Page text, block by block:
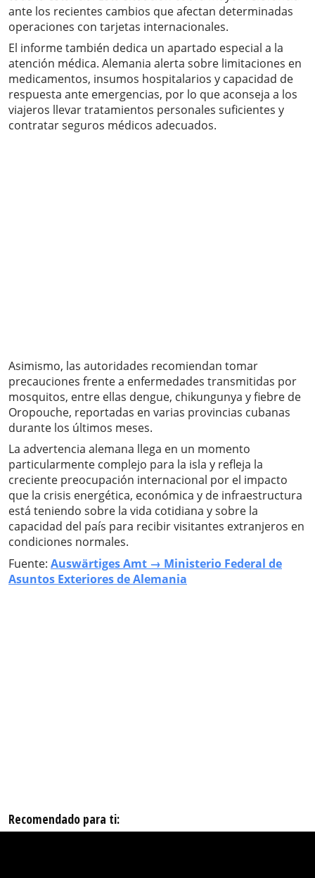
ante los recientes cambios que afectan determinadas
operaciones con tarjetas internacionales.
El informe también dedica un apartado especial a la
atención médica. Alemania alerta sobre limitaciones en
medicamentos, insumos hospitalarios y capacidad de
respuesta ante emergencias, por lo que aconseja a los
viajeros llevar tratamientos personales suficientes y
contratar seguros médicos adecuados.
Asimismo, las autoridades recomiendan tomar
precauciones frente a enfermedades transmitidas por
mosquitos, entre ellas dengue, chikungunya y fiebre de
Oropouche, reportadas en varias provincias cubanas
durante los últimos meses.
La advertencia alemana llega en un momento
particularmente complejo para la isla y refleja la
creciente preocupación internacional por el impacto
que la crisis energética, económica y de infraestructura
está teniendo sobre la vida cotidiana y sobre la
capacidad del país para recibir visitantes extranjeros en
condiciones normales.
Fuente: Auswärtiges Amt → Ministerio Federal de
Asuntos Exteriores de Alemania
Recomendado para ti: